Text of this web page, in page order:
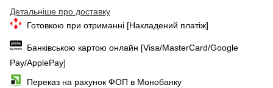
Детальніше про доставку
Готовкою при отриманні [Накладений платіж]
Банківською картою онлайн [Visa/MasterCard/Google
Pay/ApplePay]
Переказ на рахунок ФОП в Монобанку